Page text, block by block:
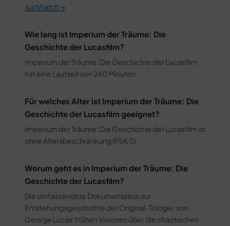
JustWatch →
Wie lang ist Imperium der Träume: Die
Geschichte der Lucasfilm?
Imperium der Träume: Die Geschichte der Lucasfilm
hat eine Laufzeit von 240 Minuten.
Für welches Alter ist Imperium der Träume: Die
Geschichte der Lucasfilm geeignet?
Imperium der Träume: Die Geschichte der Lucasfilm ist
ohne Altersbeschränkung (FSK 0).
Worum geht es in Imperium der Träume: Die
Geschichte der Lucasfilm?
Die umfassendste Dokumentation zur
Entstehungsgeschichte der Original-Trilogie: von
George Lucas' frühen Visionen über die chaotischen